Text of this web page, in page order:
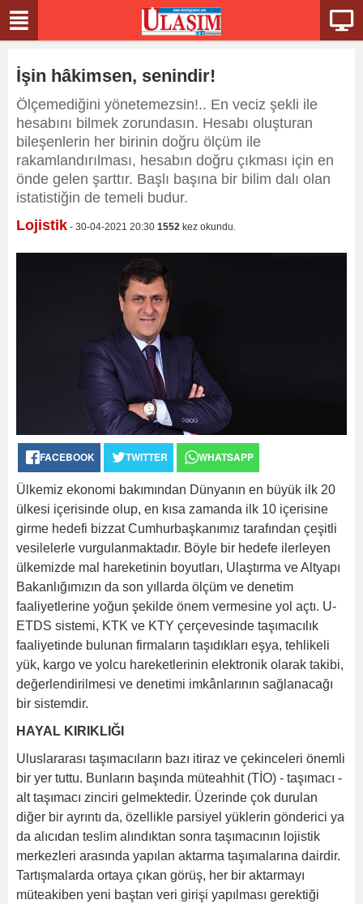
İşin hâkimsen, senindir!
Ölçemediğini yönetemezsin!.. En veciz şekli ile
hesabını bilmek zorundasın. Hesabı oluşturan
bileşenlerin her birinin doğru ölçüm ile
rakamlandırılması, hesabın doğru çıkması için en
önde gelen şarttır. Başlı başına bir bilim dalı olan
istatistiğin de temeli budur.
Lojistik - 30-04-2021 20:30 1552 kez okundu.
FACEBOOK TWITTER WHATSAPP
Ülkemiz ekonomi bakımından Dünyanın en büyük ilk 20
ülkesi içerisinde olup, en kısa zamanda ilk 10 içerisine
girme hedefi bizzat Cumhurbaşkanımız tarafından çeşitli
vesilelerle vurgulanmaktadır. Böyle bir hedefe ilerleyen
ülkemizde mal hareketinin boyutları, Ulaştırma ve Altyapı
Bakanlığımızın da son yıllarda ölçüm ve denetim
faaliyetlerine yoğun şekilde önem vermesine yol açtı. U-
ETDS sistemi, KTK ve KTY çerçevesinde taşımacılık
faaliyetinde bulunan firmaların taşıdıkları eşya, tehlikeli
yük, kargo ve yolcu hareketlerinin elektronik olarak takibi,
değerlendirilmesi ve denetimi imkânlarının sağlanacağı
bir sistemdir.
HAYAL KIRIKLIĞI
Uluslararası taşımacıların bazı itiraz ve çekinceleri önemli
bir yer tuttu. Bunların başında müteahhit (TİO) - taşımacı -
alt taşımacı zinciri gelmektedir. Üzerinde çok durulan
diğer bir ayrıntı da, özellikle parsiyel yüklerin gönderici ya
da alıcıdan teslim alındıktan sonra taşımacının lojistik
merkezleri arasında yapılan aktarma taşımalarına dairdir.
Tartışmalarda ortaya çıkan görüş, her bir aktarmayı
müteakiben yeni baştan veri girişi yapılması gerektiği